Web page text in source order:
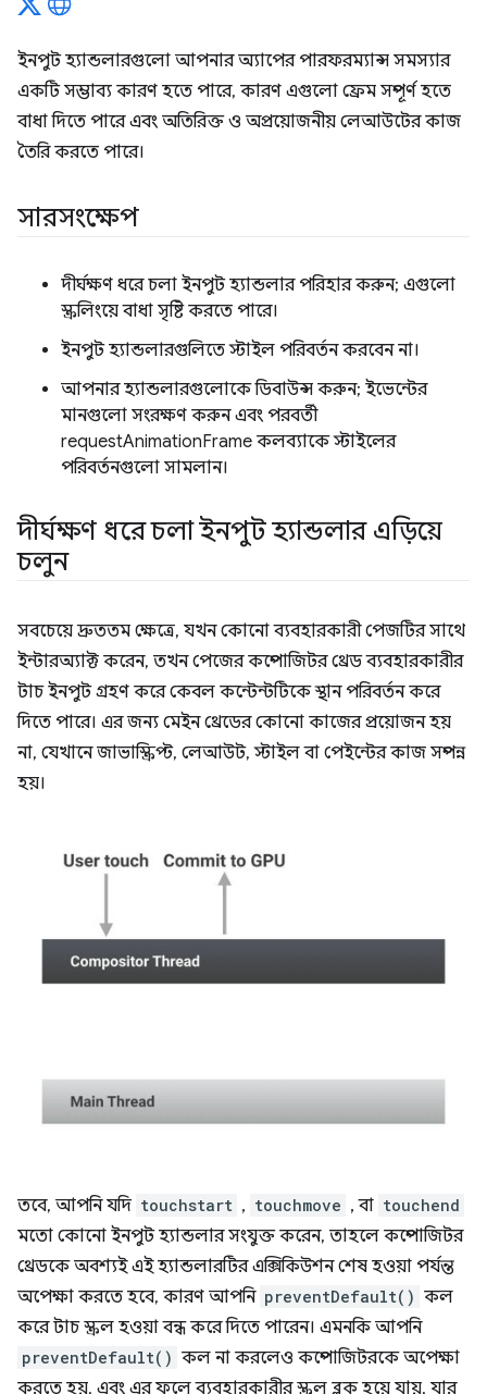
ইনপুট হ্যান্ডলারগুলো আপনার অ্যাপের পারফরম্যান্স সমস্যার
একটি সম্ভাব্য কারণ হতে পারে, কারণ এগুলো ফ্রেম সম্পূর্ণ হতে
বাধা দিতে পারে এবং অতিরিক্ত ও অপ্রয়োজনীয় লেআউটের কাজ
তৈরি করতে পারে।
সারসংক্ষেপ
দীর্ঘক্ষণ ধরে চলা ইনপুট হ্যান্ডলার পরিহার করুন; এগুলো
স্ক্রলিংয়ে বাধা সৃষ্টি করতে পারে।
ইনপুট হ্যান্ডলারগুলিতে স্টাইল পরিবর্তন করবেন না।
আপনার হ্যান্ডলারগুলোকে ডিবাউন্স করুন; ইভেন্টের
মানগুলো সংরক্ষণ করুন এবং পরবর্তী
requestAnimationFrame কলব্যাকে স্টাইলের
পরিবর্তনগুলো সামলান।
দীর্ঘক্ষণ ধরে চলা ইনপুট হ্যান্ডলার এড়িয়ে
চলুন
সবচেয়ে দ্রুততম ক্ষেত্রে, যখন কোনো ব্যবহারকারী পেজটির সাথে
ইন্টারঅ্যাক্ট করেন, তখন পেজের কম্পোজিটর থ্রেড ব্যবহারকারীর
টাচ ইনপুট গ্রহণ করে কেবল কন্টেন্টটিকে স্থান পরিবর্তন করে
দিতে পারে। এর জন্য মেইন থ্রেডের কোনো কাজের প্রয়োজন হয়
না, যেখানে জাভাস্ক্রিপ্ট, লেআউট, স্টাইল বা পেইন্টের কাজ সম্পন্ন
হয়।
তবে, আপনি যদি touchstart , touchmove , বা touchend
মতো কোনো ইনপুট হ্যান্ডলার সংযুক্ত করেন, তাহলে কম্পোজিটর
থ্রেডকে অবশ্যই এই হ্যান্ডলারটির এক্সিকিউশন শেষ হওয়া পর্যন্ত
অপেক্ষা করতে হবে, কারণ আপনি preventDefault() কল
করে টাচ স্ক্রল হওয়া বন্ধ করে দিতে পারেন। এমনকি আপনি
preventDefault() কল না করলেও কম্পোজিটরকে অপেক্ষা
করতে হয়, এবং এর ফলে ব্যবহারকারীর স্ক্রল ব্লক হয়ে যায়, যার